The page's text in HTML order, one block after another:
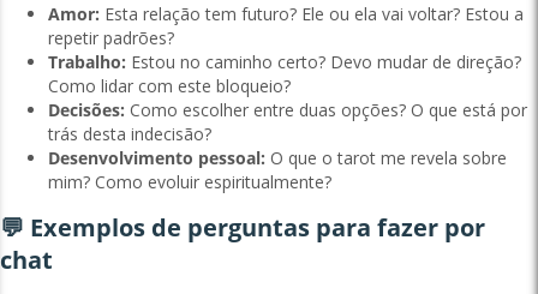
Amor: Esta relação tem futuro? Ele ou ela vai voltar? Estou a
repetir padrões?
Trabalho: Estou no caminho certo? Devo mudar de direção?
Como lidar com este bloqueio?
Decisões: Como escolher entre duas opções? O que está por
trás desta indecisão?
Desenvolvimento pessoal: O que o tarot me revela sobre
mim? Como evoluir espiritualmente?
💬 Exemplos de perguntas para fazer por
chat